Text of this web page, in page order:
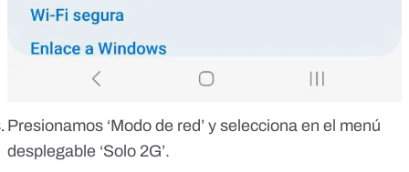
Presionamos ‘Modo de red’ y selecciona en el menú
desplegable ‘Solo 2G’.